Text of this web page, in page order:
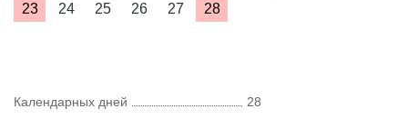
23
24 25 26 27 28
Календарных дней
28